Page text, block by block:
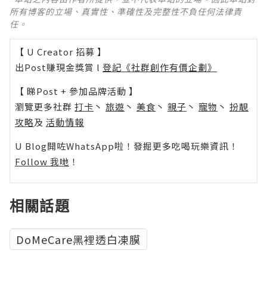
所有博客的立場、真實性、準確性及完整性不負任何法律責
任。
【 U Creator 招募 】
出Post賺現金獎賞 l 登記《社群創作有價企劃》
【 睇Post + 參加品牌活動 】
瀏覽更多社群 打卡 丶 旅遊 丶 美食 丶 親子 丶 寵物 丶 扮靚
攻略及 活動情報
U Blog開咗WhatsApp啦！發掘更多吃喝玩樂資訊！
Follow 我哋 ！
相關話題
DoMeCare黑裡透白凍膜